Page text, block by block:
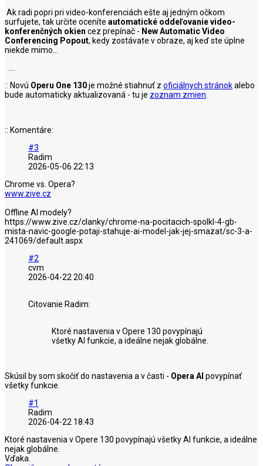
Ak radi popri pri video-konferenciách ešte aj jedným očkom
surfujete, tak určite oceníte automatické oddeľovanie video-
konferenčných okien cez prepínač - New Automatic Video
Conferencing Popout, kedy zostávate v obraze, aj keď ste úplne
niekde mimo...
:: Novú Operu One 130je možné stiahnuť z oficiálnych stránokalebo
bude automaticky aktualizovaná - tu je zoznam zmien
:: Komentáre:
#3
Radim
2026-05-06 22:13
Chrome vs. Opera?
www.zive.cz
Offline AI modely?
https://www.zive.cz/clanky/chrome-na-pocitacich-spolkl-4-gb-
mista-navic-google-potaji-stahuje-ai-model-jak-jej-smazat/sc-3-a-
241069/default.aspx
#2
cvm
2026-04-22 20:40
Citovanie Radim:
Ktoré nastavenia v Opere 130 povypínajú
všetky AI funkcie, a ideálne nejak globálne.
Skúsil by som skočiť do nastavenia a v časti - Opera AI povypínať
všetky funkcie.
#1
Radim
2026-04-22 18:43
Ktoré nastavenia v Opere 130 povypínajú všetky AI funkcie, a ideálne
nejak globálne.
Vďaka.